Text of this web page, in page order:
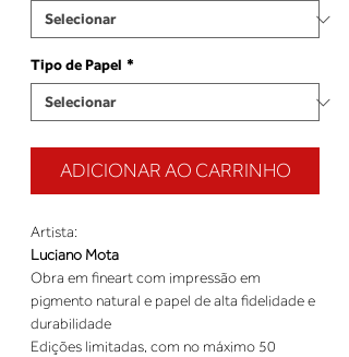
Tipo de Papel *
ADICIONAR AO CARRINHO
Artista:
Luciano Mota
Obra em fineart com impressão em
pigmento natural e papel de alta fidelidade e
durabilidade
Edições limitadas, com no máximo 50